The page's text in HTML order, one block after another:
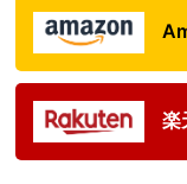
楽